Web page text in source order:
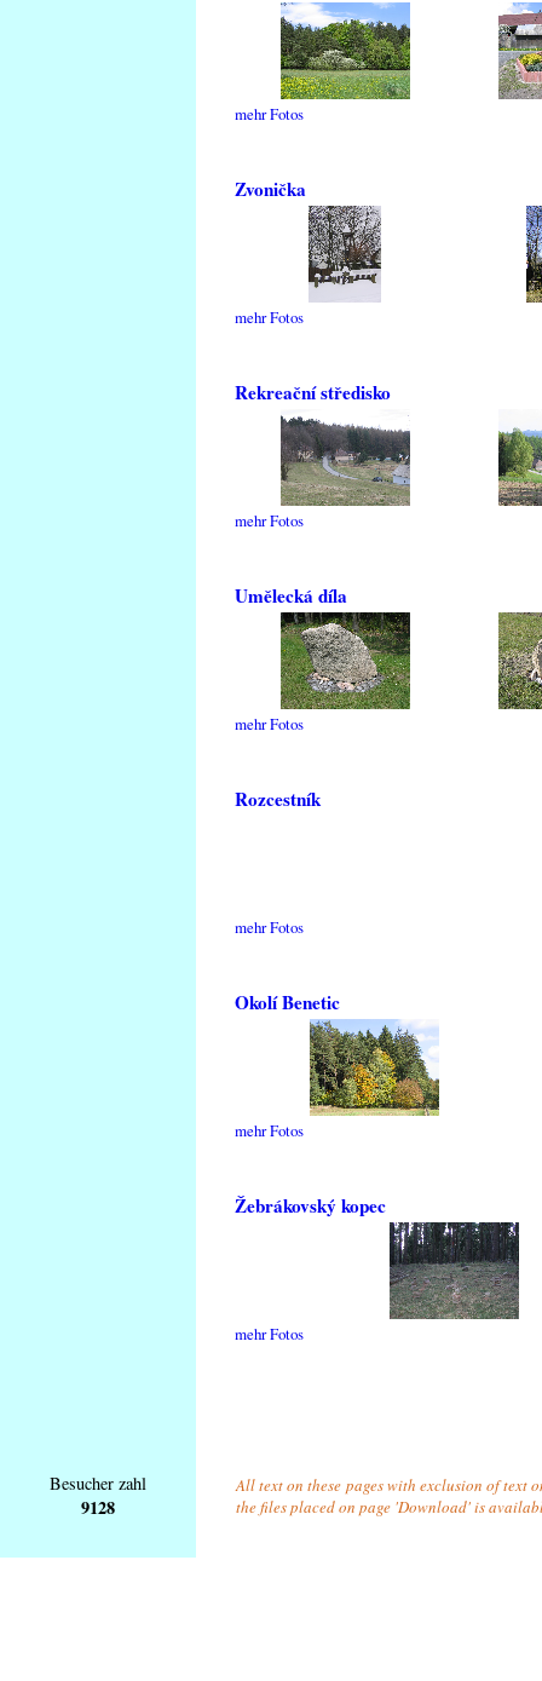
mehr Fotos
Zvonička
mehr Fotos
Rekreační středisko
mehr Fotos
Umělecká díla
mehr Fotos
Rozcestník
mehr Fotos
Okolí Benetic
mehr Fotos
Žebrákovský kopec
mehr Fotos
Besucher zahl
9128
All text on these pages with exclusion of text
the files placed on page 'Download' is